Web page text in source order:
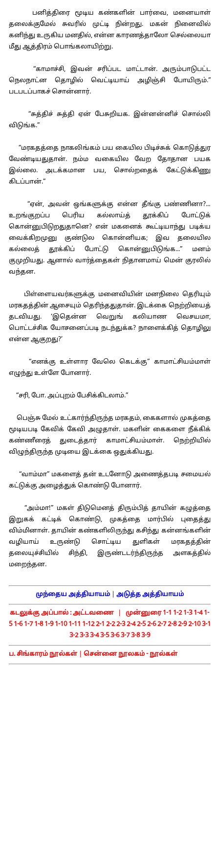
பனித்திரை மூடிய கண்களின் பார்வை, மனையாள்
தலைக்குமேல் சுவரில் முட்டி நின்றது. மகன் நினைவில்
கனிந்து உருகிய மனதில், என்ன காரணத்தாலோ செல்லையா
மீது ஆத்திரம் பொங்கலாயிற்று.
“காமாச்சி, இவன் சரிப்பட மாட்டான். அரும்பாடுபட்ட
நெலநாட்ன தொழில் வெட்டியாய் அழிஞ்சி போயிரும்.”
படபடப்பாகச் சொன்னார்.
“சுத்திச் சுத்தி ஏன் பேசுறியக. இன்னன்னிச் சொல்லி
விடுங்க.”
“மரகதத்தை நாகலிங்கம் பய கையில பிடிச்சுக் கொடுத்துர
வேண்டியதுதான். நம்ம வகையில வேற தோதான பயக
இல்லை. அடக்கமான பய, சொல்றதைக் கேட்டுக்கிணு
கிடப்பான்.”
“ஏன், அவன் ஒங்களுக்கு என்ன தீங்கு பண்ணினா?...
உறங்குறப்ப பெரிய கல்லாய்த் தூக்கிப் போட்டுக்
கொன்னுபிடுறதுதானெ? என் மகனைக் கூட்டியாந்து படிக்ய
வைக்கிறமுனு குண்டுல கொன்னியக; இவ தலையில
கல்லைத் தூக்கிப் போட்டு கொன்னுபிடுங்க...” மனம்
குமுறியது. ஆனால் வார்த்தைகள் நிதானமாய் மென் குரலில்
வந்தன.
பிள்ளையவர்களுக்கு மனைவியின் மனநிலை தெரியும்
மரகதத்தின் ஆசையும் தெரிந்ததுதான். இடக்கை நெற்றியைத்
தடவியது. ‘இதென்ன வெறுங் கலியாண வெசயமா,
பொட்டச்சிக யோசனைப்படி நடந்துக்க? நாளைக்கித் தொழிலு
என்ன ஆகுறது?’
“எனக்கு உள்ளார வேலெ கெடக்கு” காமாட்சியம்மாள்
எழுந்து உள்ளே போனார்.
“சரி, போ. அப்புறம் பேசிக்கிடலாம்.”
பெஞ்சு மேல் உட்கார்ந்திருந்த மரகதம், கைகளால் முகத்தை
மூடியபடி கேவிக் கேவி அழுதாள். மகளின் கைகளை நீக்கிக்
கண்ணீரைத் துடைத்தார் காமாட்சியம்மாள். நெற்றியில்
விழுந்திருந்த முடியை இடக்கை ஒதுக்கியது.
“வாம்மா” மகளைத் தன் உடனோடு அணைத்தபடி சமையல்
கட்டுக்கு அழைத்துக் கொண்டு போனார்.
“அம்மா!” மகள் திடுமெனத் திரும்பித் தாயின் கழுத்தை
இறுகக் கட்டிக் கொண்டு, முகத்தை மார்பில் புதைத்து
விம்மினாள். தாயின் கண்களிலிருந்து கசிந்து கன்னங்களின்
வழியாய் உருண்டு சொட்டிய துளிகள் மரகதத்தின்
தலையுச்சியில் சிந்தி, இருண்டடர்ந்திருந்த அளகத்தில்
மறைந்தன.
முந்தைய அத்தியாயம்| அடுத்த அத்தியாயம்
கடலுக்கு அப்பால் :அட்டவணை முன்னுரை1-1 1-21-31-41-
51-61-71-81-91-101-11 1-122-1 2-22-32-42-52-62-72-82-92-103-1
3-23-33-43-53-63-73-83-9
ப. சிங்காரம் நூல்கள்| சென்னை நூலகம் - நூல்கள்